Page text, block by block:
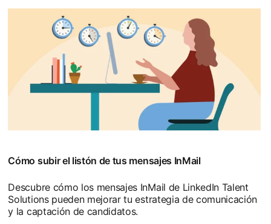
Cómo subir el listón de tus mensajes InMail
Descubre cómo los mensajes InMail de LinkedIn Talent
Solutions pueden mejorar tu estrategia de comunicación
y la captación de candidatos.